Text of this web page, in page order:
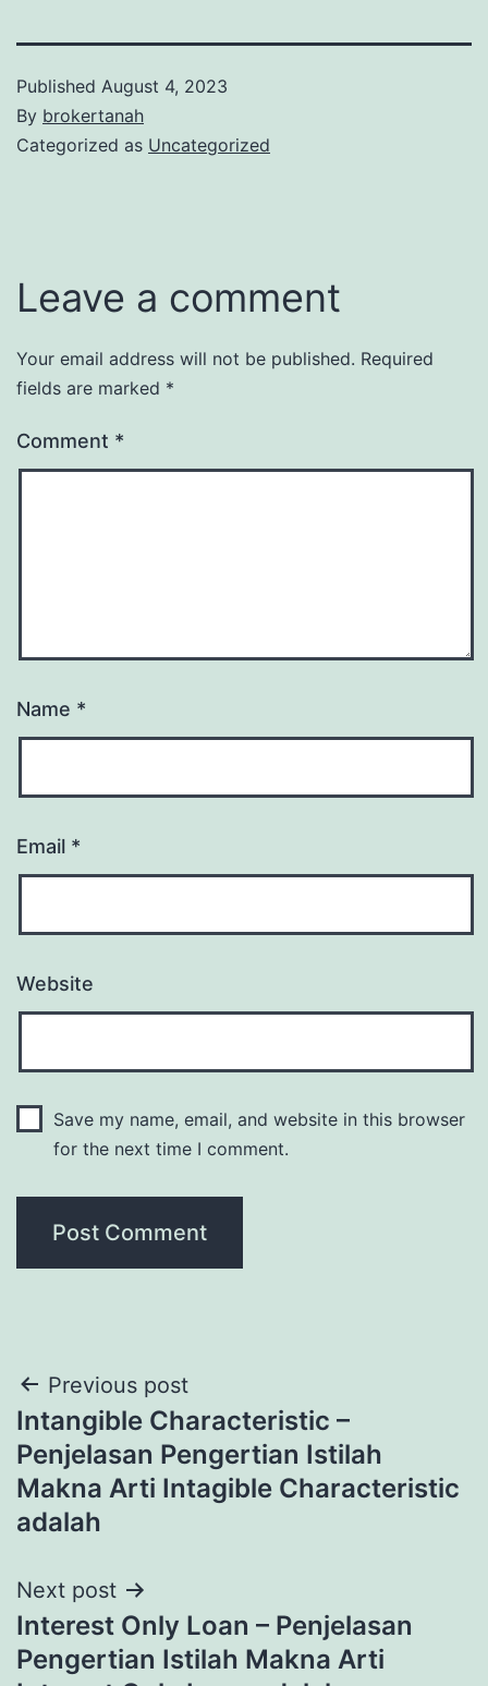
Published August 4, 2023
By brokertanah
Categorized as Uncategorized
Leave a comment
Your email address will not be published. Required
fields are marked *
Comment *
Name *
Email *
Website
Save my name, email, and website in this browser
for the next time I comment.
Post
navigation
Previous post
Intangible Characteristic –
Penjelasan Pengertian Istilah
Makna Arti Intagible Characteristic
adalah
Next post
Interest Only Loan – Penjelasan
Pengertian Istilah Makna Arti